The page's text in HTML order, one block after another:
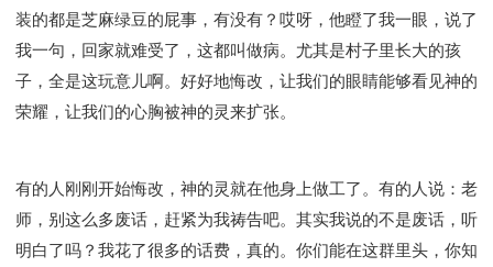
装的都是芝麻绿豆的屁事，有没有？哎呀，他瞪了我一眼，说了
我一句，回家就难受了，这都叫做病。尤其是村子里长大的孩
子，全是这玩意儿啊。好好地悔改，让我们的眼睛能够看见神的
荣耀，让我们的心胸被神的灵来扩张。
有的人刚刚开始悔改，神的灵就在他身上做工了。有的人说：老
师，别这么多废话，赶紧为我祷告吧。其实我说的不是废话，听
明白了吗？我花了很多的话费，真的。你们能在这群里头，你知